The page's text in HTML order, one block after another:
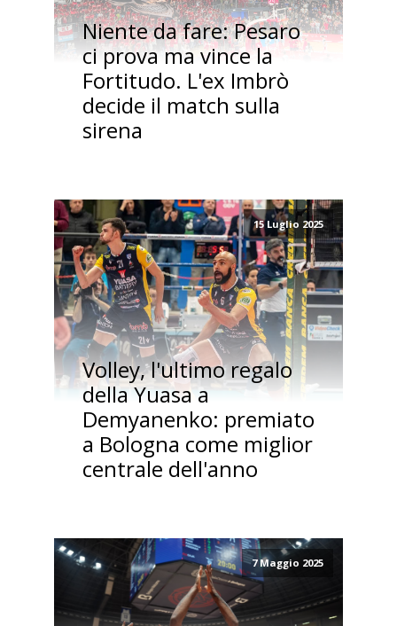
Niente da fare: Pesaro
ci prova ma vince la
Fortitudo. L'ex Imbrò
decide il match sulla
sirena
15 Luglio 2025
Volley, l'ultimo regalo
della Yuasa a
Demyanenko: premiato
a Bologna come miglior
centrale dell'anno
7 Maggio 2025